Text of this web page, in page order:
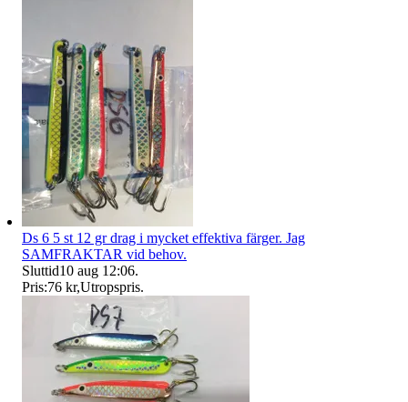
Ds 6 5 st 12 gr drag i mycket effektiva färger. Jag
SAMFRAKTAR vid behov.
Sluttid10 aug 12:06.
Pris:76 kr,Utropspris.